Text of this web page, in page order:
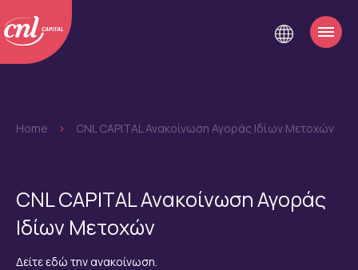
Home > CNL CAPITAL Ανακοίνωση Αγοράς Ιδίων Μετοχών
CNL CAPITAL Ανακοίνωση Αγοράς
Ιδίων Μετοχών
Δείτε εδώ την ανακοίνωση.